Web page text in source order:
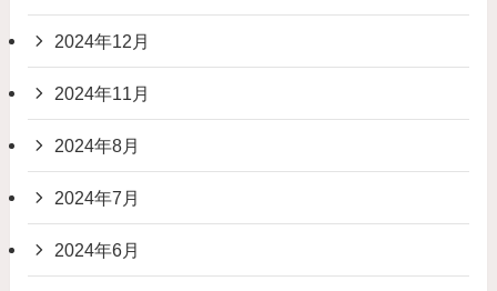
2024年12月
2024年11月
2024年8月
2024年7月
2024年6月